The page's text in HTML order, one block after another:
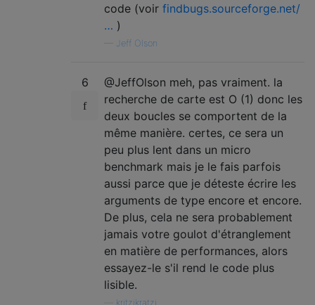
code (voir findbugs.sourceforge.net/
… )
Jeff Olson
6
@JeffOlson meh, pas vraiment. la
recherche de carte est O (1) donc les
deux boucles se comportent de la
même manière. certes, ce sera un
peu plus lent dans un micro
benchmark mais je le fais parfois
aussi parce que je déteste écrire les
arguments de type encore et encore.
De plus, cela ne sera probablement
jamais votre goulot d'étranglement
en matière de performances, alors
essayez-le s'il rend le code plus
lisible.
kritzikratzi